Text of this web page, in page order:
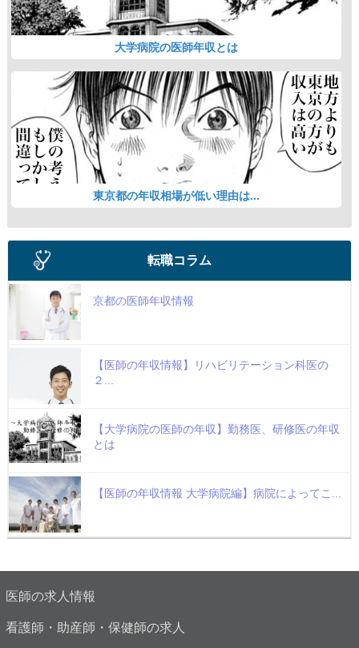
大学病院の医師年収とは
東京都の年収相場が低い理由は...
転職コラム
京都の医師年収情報
【医師の年収情報】リハビリテーション科医の
２...
【大学病院の医師の年収】勤務医、研修医の年収
とは
【医師の年収情報 大学病院編】病院によってこ...
医師の求人情報
看護師・助産師・保健師の求人